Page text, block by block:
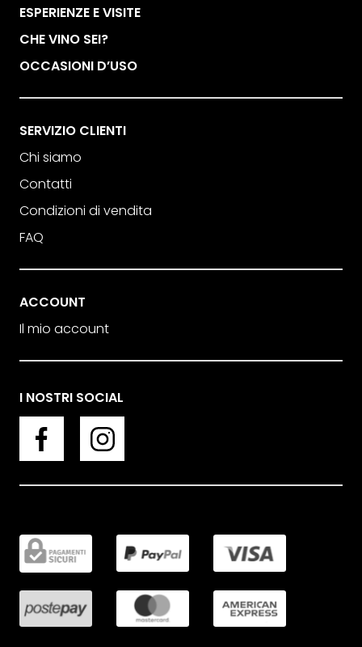
ESPERIENZE E VISITE
CHE VINO SEI?
OCCASIONI D’USO
SERVIZIO CLIENTI
Chi siamo
Contatti
Condizioni di vendita
FAQ
ACCOUNT
Il mio account
I NOSTRI SOCIAL